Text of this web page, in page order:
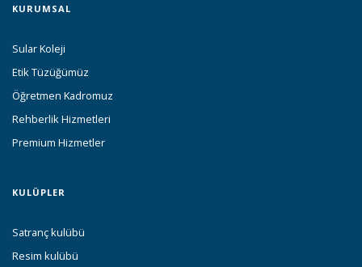
KURUMSAL
Sular Koleji
Etik Tüzüğümüz
Öğretmen Kadromuz
Rehberlik Hizmetleri
Premium Hizmetler
KULÜPLER
Satranç kulübü
Resim kulübü